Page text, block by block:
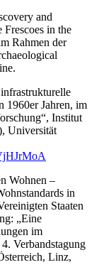
and
Frescoes in the
Rahmen der
1960er Jahren, im
Institut
Universität
Wohnen –
in
Staaten
„Eine
im
Verbandstagung
Linz,